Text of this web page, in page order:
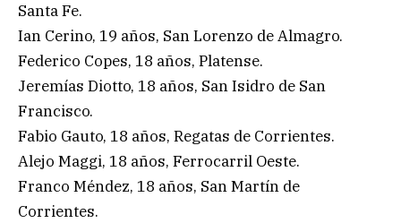
Santa Fe.
Ian Cerino, 19 años, San Lorenzo de Almagro.
Federico Copes, 18 años, Platense.
Jeremías Diotto, 18 años, San Isidro de San
Francisco.
Fabio Gauto, 18 años, Regatas de Corrientes.
Alejo Maggi, 18 años, Ferrocarril Oeste.
Franco Méndez, 18 años, San Martín de
Corrientes.